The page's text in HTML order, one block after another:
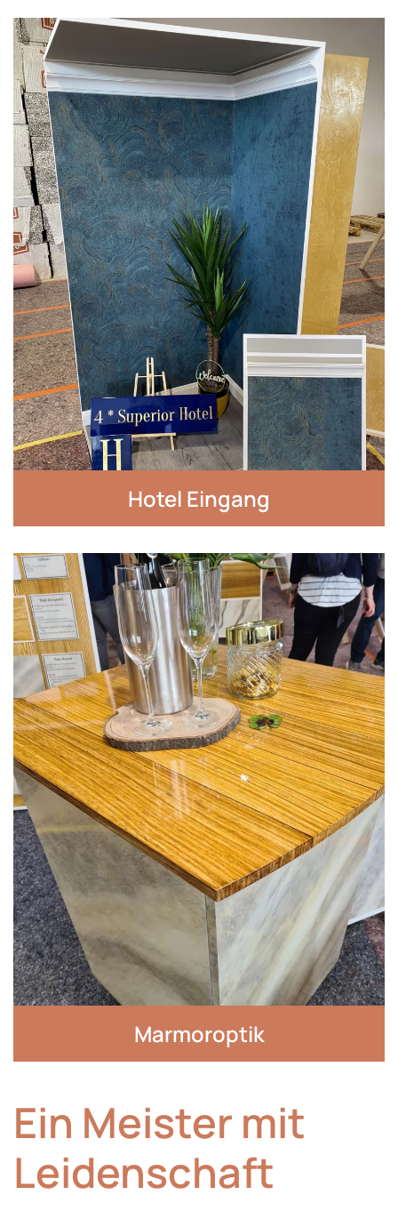
Hotel Eingang
Marmoroptik
Ein Meister mit
Leiden­schaft